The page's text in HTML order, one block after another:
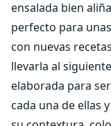
ensalada bien
perfecto para
con nuevas
llevarla al
elaborada para
cada una de ellas